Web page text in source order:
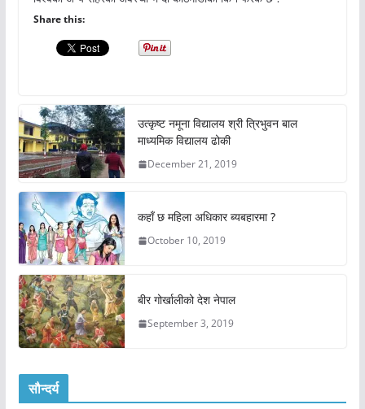
Share this:
उत्कृष्ट नमूना विद्यालय श्री त्रिभुवन बाल
माध्यमिक विद्यालय ढोकी
December 21, 2019
कहाँ छ महिला अधिकार ब्यबहारमा ?
October 10, 2019
बीर गोर्खालीको देश नेपाल
September 3, 2019
सौन्दर्य